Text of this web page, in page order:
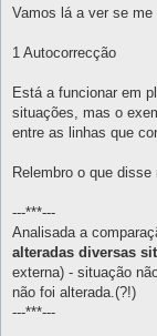
n
g
Vamos lá a ver se
1 Autocorrecção
Está a funcionar em
situações, mas o
entre as linhas que
Relembro o que
---***---
Analisada a
alteradas diversas
externa) - situação
não foi alterada.(?!)
---***---